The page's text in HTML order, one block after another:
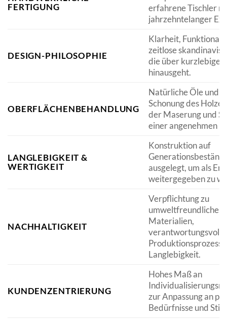
FERTIGUNG
erfahrene Tischler
jahrzehntelanger
DESIGN-PHILOSOPHIE
Klarheit,
zeitlose
die über kurzlebige
hinausgeht.
OBERFLÄCHENBEHANDLUNG
Natürliche Öle und
Schonung des
der Maserung und
einer angenehmen
LANGLEBIGKEIT &
WERTIGKEIT
Konstruktion auf
ausgelegt, um als
weitergegeben zu
NACHHALTIGKEIT
Verpflichtung zu
umweltfreundlichen
Materialien,
Langlebigkeit.
KUNDENZENTRIERUNG
Hohes Maß an
zur Anpassung an
Bedürfnisse und